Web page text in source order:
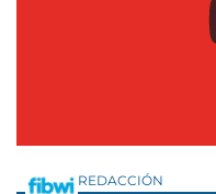
REDACCIÓN